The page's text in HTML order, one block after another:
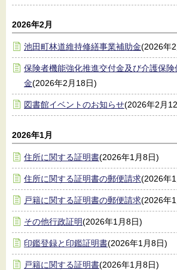
2026年2月
池田町林道維持修繕事業補助金(2026年
保険者機能強化推進交付金及び介護保
金(2026年2月18日)
図書館イベントのお知らせ(2026年2月
2026年1月
住所に関する証明書(2026年1月8日)
住所に関する証明書の郵便請求(2026年
戸籍に関する証明書の郵便請求(2026年
その他行政証明(2026年1月8日)
印鑑登録と印鑑証明書(2026年1月8日)
戸籍に関する証明書(2026年1月8日)